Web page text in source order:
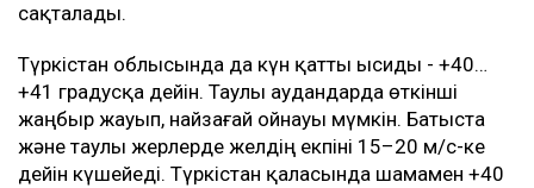
сақталады.
Түркістан облысында да күн қатты ысиды - +40…
+41 градусқа дейін. Таулы аудандарда өткінші
жаңбыр жауып, найзағай ойнауы мүмкін. Батыста
және таулы жерлерде желдің екпіні 15–20 м/с-ке
дейін күшейеді. Түркістан қаласында шамамен +40